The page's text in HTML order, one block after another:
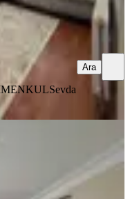
Sevda
Ara
De Satilik